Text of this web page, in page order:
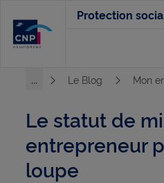
contenu
Protection
...
Le Blog Mon
Le statut de
entrepreneur
loupe